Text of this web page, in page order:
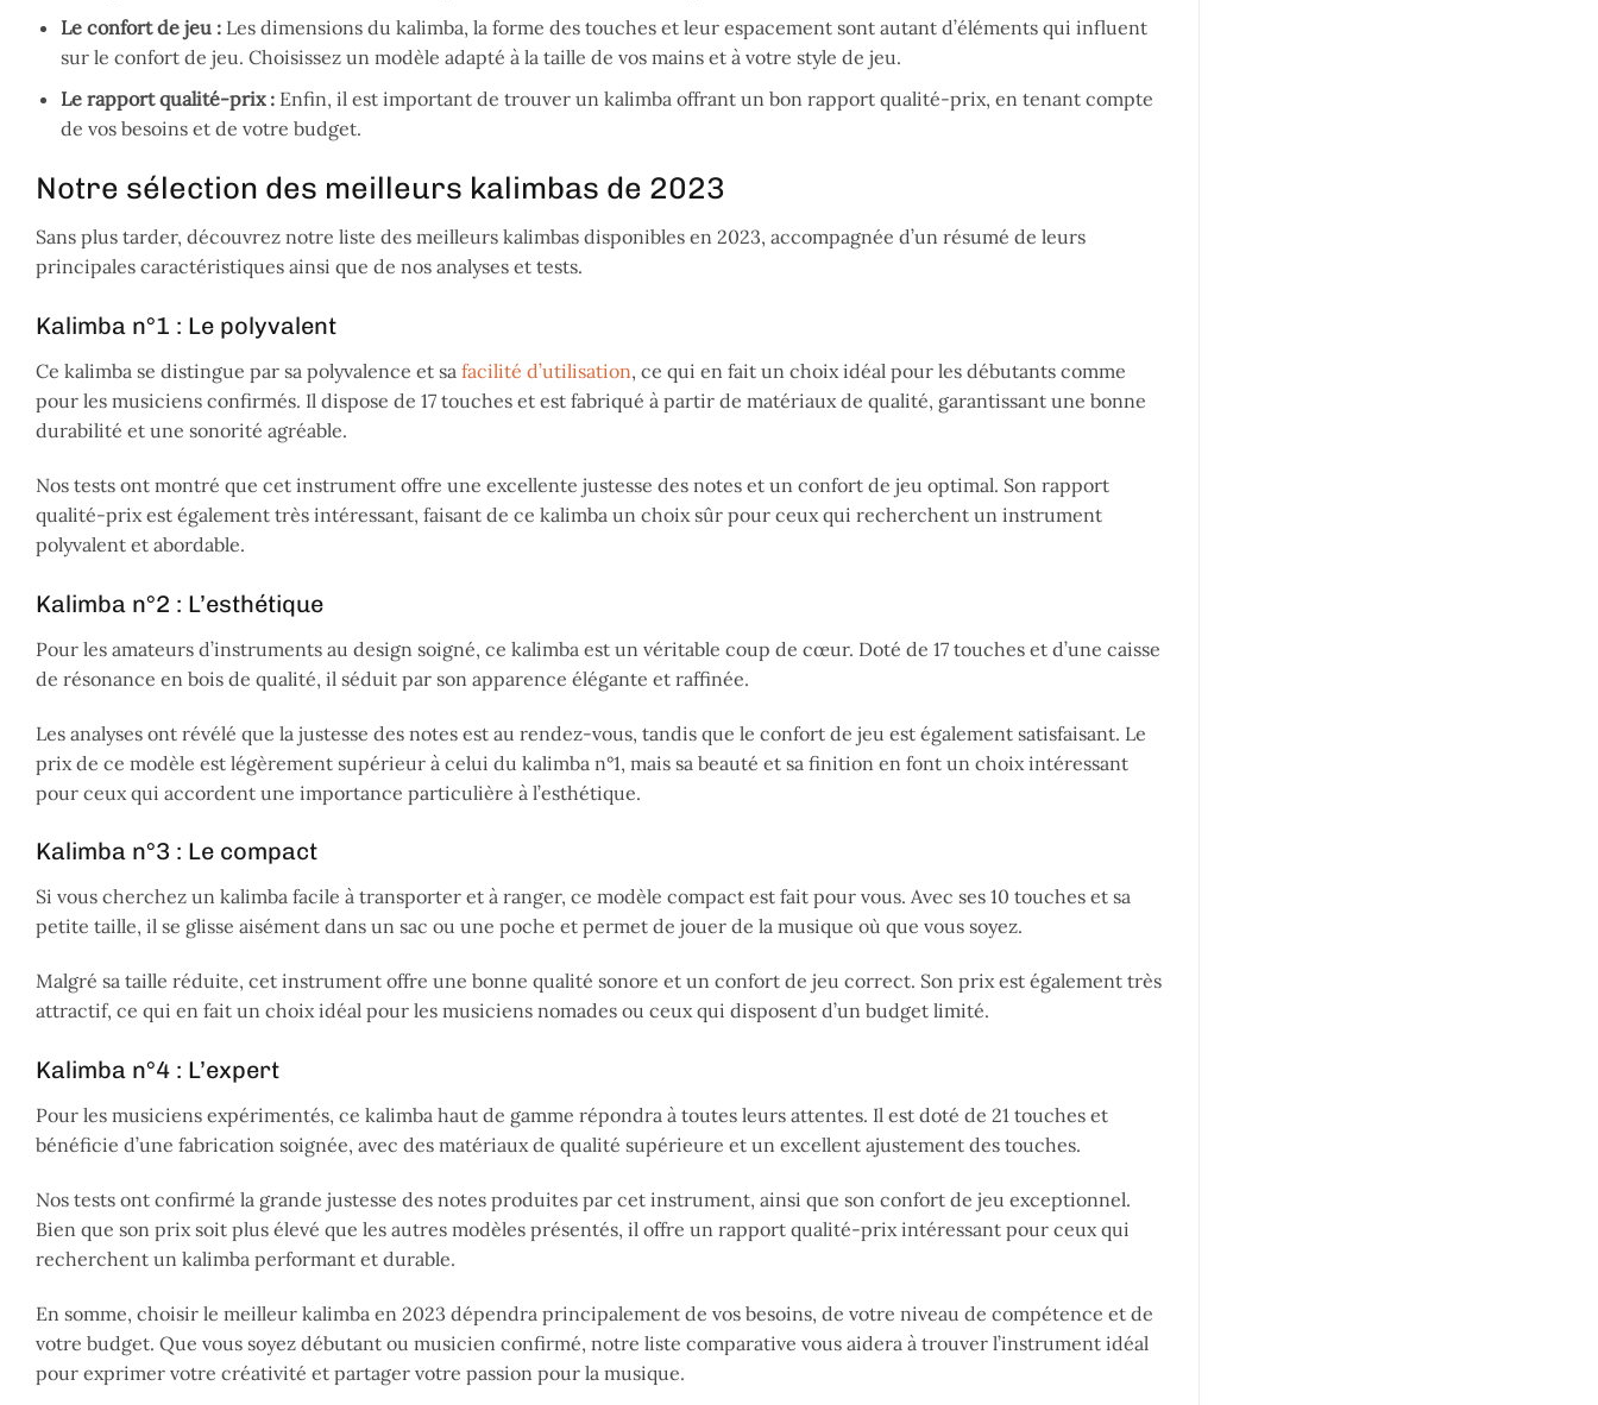
Le confort de jeu :Les dimensions du kalimba, la forme des touches et leur espacement sont autant d’éléments qui influent
sur le confort de jeu. Choisissez un modèle adapté à la taille de vos mains et à votre style de jeu.
Le rapport qualité-prix :Enfin, il est important de trouver un kalimba offrant un bon rapport qualité-prix, en tenant compte
de vos besoins et de votre budget.
Notre sélection des meilleurs kalimbas de 2023
Sans plus tarder, découvrez notre liste des meilleurs kalimbas disponibles en 2023, accompagnée d’un résumé de leurs
principales caractéristiques ainsi que de nos analyses et tests.
Kalimba n°1 : Le polyvalent
Ce kalimba se distingue par sa polyvalence et sa facilité d’utilisation, ce qui en fait un choix idéal pour les débutants comme
pour les musiciens confirmés. Il dispose de 17 touches et est fabriqué à partir de matériaux de qualité, garantissant une bonne
durabilité et une sonorité agréable.
Nos tests ont montré que cet instrument offre une excellente justesse des notes et un confort de jeu optimal. Son rapport
qualité-prix est également très intéressant, faisant de ce kalimba un choix sûr pour ceux qui recherchent un instrument
polyvalent et abordable.
Kalimba n°2 : L’esthétique
Pour les amateurs d’instruments au design soigné, ce kalimba est un véritable coup de cœur. Doté de 17 touches et d’une caisse
de résonance en bois de qualité, il séduit par son apparence élégante et raffinée.
Les analyses ont révélé que la justesse des notes est au rendez-vous, tandis que le confort de jeu est également satisfaisant. Le
prix de ce modèle est légèrement supérieur à celui du kalimba n°1, mais sa beauté et sa finition en font un choix intéressant
pour ceux qui accordent une importance particulière à l’esthétique.
Kalimba n°3 : Le compact
Si vous cherchez un kalimba facile à transporter et à ranger, ce modèle compact est fait pour vous. Avec ses 10 touches et sa
petite taille, il se glisse aisément dans un sac ou une poche et permet de jouer de la musique où que vous soyez.
Malgré sa taille réduite, cet instrument offre une bonne qualité sonore et un confort de jeu correct. Son prix est également très
attractif, ce qui en fait un choix idéal pour les musiciens nomades ou ceux qui disposent d’un budget limité.
Kalimba n°4 : L’expert
Pour les musiciens expérimentés, ce kalimba haut de gamme répondra à toutes leurs attentes. Il est doté de 21 touches et
bénéficie d’une fabrication soignée, avec des matériaux de qualité supérieure et un excellent ajustement des touches.
Nos tests ont confirmé la grande justesse des notes produites par cet instrument, ainsi que son confort de jeu exceptionnel.
Bien que son prix soit plus élevé que les autres modèles présentés, il offre un rapport qualité-prix intéressant pour ceux qui
recherchent un kalimba performant et durable.
En somme, choisir le meilleur kalimba en 2023 dépendra principalement de vos besoins, de votre niveau de compétence et de
votre budget. Que vous soyez débutant ou musicien confirmé, notre liste comparative vous aidera à trouver l’instrument idéal
pour exprimer votre créativité et partager votre passion pour la musique.